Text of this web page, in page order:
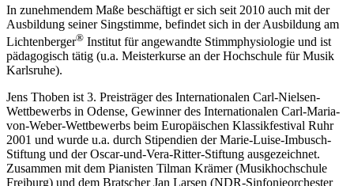
In zunehmendem Maße beschäftigt er sich seit 2010 auch mit der
Ausbildung seiner Singstimme, befindet sich in der Ausbildung am
Lichtenberger® Institut für angewandte Stimmphysiologie und ist
pädagogisch tätig (u.a. Meisterkurse an der Hochschule für Musik
Karlsruhe).
Jens Thoben ist 3. Preisträger des Internationalen Carl-Nielsen-
Wettbewerbs in Odense, Gewinner des Internationalen Carl-Maria-
von-Weber-Wettbewerbs beim Europäischen Klassikfestival Ruhr
2001 und wurde u.a. durch Stipendien der Marie-Luise-Imbusch-
Stiftung und der Oscar-und-Vera-Ritter-Stiftung ausgezeichnet.
Zusammen mit dem Pianisten Tilman Krämer (Musikhochschule
Freiburg) und dem Bratscher Jan Larsen (NDR-Sinfonieorchester